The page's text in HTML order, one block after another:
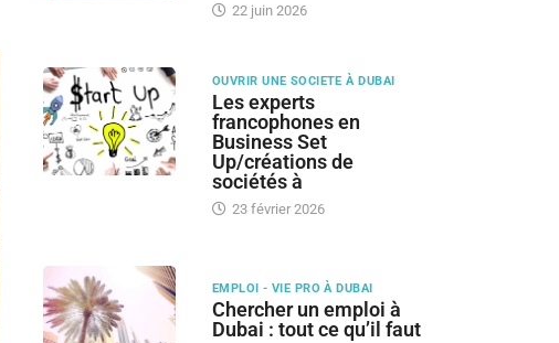
22 juin 2026
OUVRIR UNE SOCIETE À DUBAI
Les experts
francophones en
Business Set
Up/créations de
sociétés à
23 février 2026
EMPLOI - VIE PRO À DUBAI
Chercher un emploi à
Dubai : tout ce qu’il faut